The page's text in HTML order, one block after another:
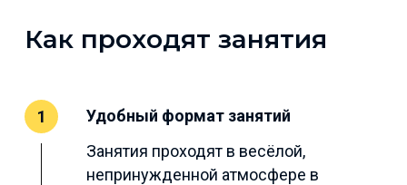
Как проходят занятия
1
Удобный формат занятий
Занятия проходят в весёлой,
непринужденной атмосфере в